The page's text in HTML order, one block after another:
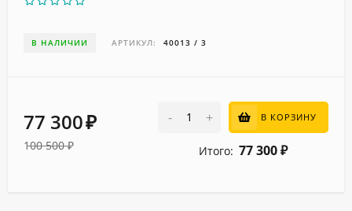
В НАЛИЧИИ АРТИКУЛ: 40013 / 3
77 300₽
100 500 ₽
- + В КОРЗИНУ
Итого: 77 300 ₽